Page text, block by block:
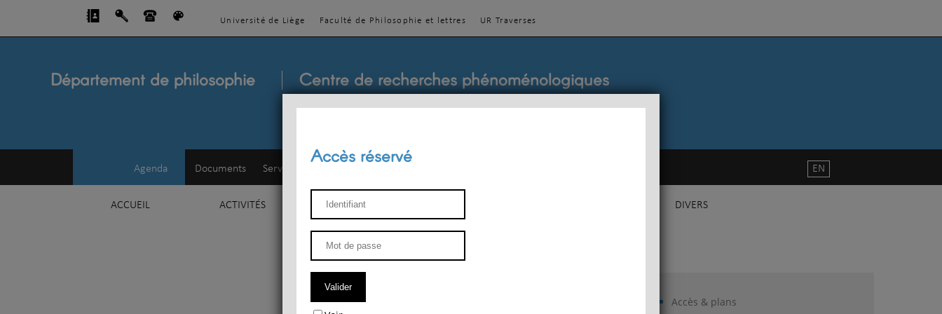
Université de Liège Faculté de Philosophie et lettres UR Traverses
Département de philosophie Centre de recherches phénoménologiques
Agenda Documents Service d'esthétique
ACCUEIL ACTIVITÉS ENSEIGNEMENT DIVERS
EN
Accès & plans
Accès réservé